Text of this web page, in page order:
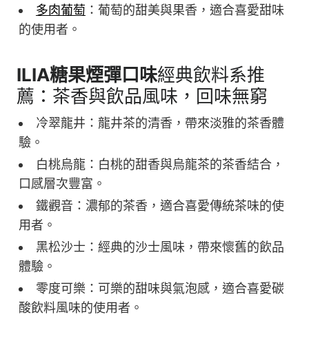
多肉葡萄 ：葡萄的甜美與果香，適合喜愛甜味
的使用者。
ILIA糖果煙彈口味經典飲料系推
薦：茶香與飲品風味，回味無窮
冷翠龍井：龍井茶的清香，帶來淡雅的茶香體
驗。
白桃烏龍：白桃的甜香與烏龍茶的茶香結合，
口感層次豐富。
鐵觀音：濃郁的茶香，適合喜愛傳統茶味的使
用者。
黑松沙士：經典的沙士風味，帶來懷舊的飲品
體驗。
零度可樂：可樂的甜味與氣泡感，適合喜愛碳
酸飲料風味的使用者。